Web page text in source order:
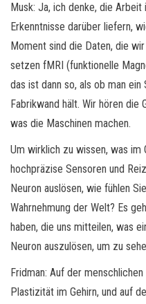
Musk: Ja, ich denke, die
Erkenntnisse darüber liefern,
Moment sind die Daten, die
setzen fMRI (funktionelle
das ist dann so, als ob man
Fabrikwand hält. Wir hören die
was die Maschinen machen.
Um wirklich zu wissen, was im
hochpräzise Sensoren und
Neuron auslösen, wie fühlen
Wahrnehmung der Welt? Es
haben, die uns mitteilen, was
Neuron auszulösen, um zu
Fridman: Auf der
Plastizität im Gehirn, und auf